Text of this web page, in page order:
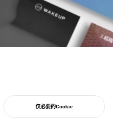
教练文化源流组织的品牌建设。明确了Origin
of Coaching的定位，为学员增长做出了贡献。
仅必要的Cookie